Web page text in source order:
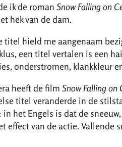
ik de roman Snow Falling on
hek van de dam.
titel hield me aangenaam
een titel vertalen is een
onderstromen, klankkleur
heeft de film Snow Falling on
titel veranderde in de
het Engels is dat de
effect van de actie. Vallende